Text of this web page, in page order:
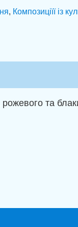
, Композиціїї із
та